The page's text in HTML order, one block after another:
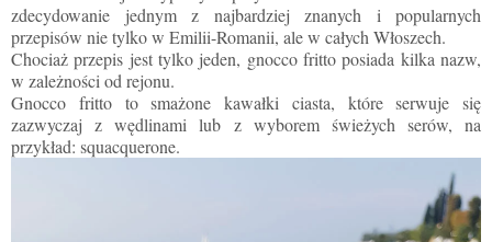
zdecydowanie jednym z najbardziej znanych i popularnych
przepisów nie tylko w Emilii-Romanii, ale w całych Włoszech.
Chociaż przepis jest tylko jeden, gnocco fritto posiada kilka nazw,
w zależności od rejonu.
Gnocco fritto to smażone kawałki ciasta, które serwuje się
zazwyczaj z wędlinami lub z wyborem świeżych serów, na
przykład: squacquerone.